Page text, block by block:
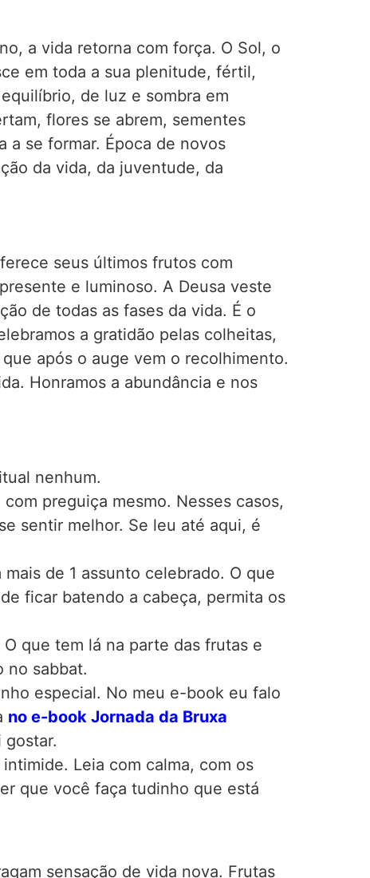
a vida retorna com força. O Sol, o
em toda a sua plenitude, fértil,
de luz e sombra em
flores se abrem, sementes
a se formar. Época de novos
da vida, da juventude, da
seus últimos frutos com
e luminoso. A Deusa veste
de todas as fases da vida. É o
a gratidão pelas colheitas,
após o auge vem o recolhimento.
Honramos a abundância e nos
nenhum.
preguiça mesmo. Nesses casos,
sentir melhor. Se leu até aqui, é
de 1 assunto celebrado. O que
ficar batendo a cabeça, permita os
que tem lá na parte das frutas e
no sabbat.
especial. No meu e-book eu falo
no e-book Jornada da Bruxa
Leia com calma, com os
que você faça tudinho que está
sensação de vida nova. Frutas